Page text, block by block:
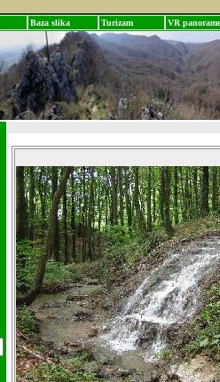
Baza slika Turizam VR panorame